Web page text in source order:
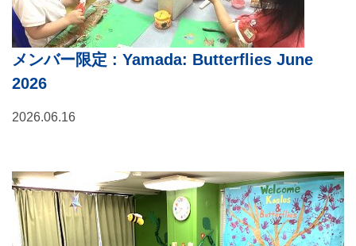
メンバー限定 : Yamada: Butterflies June
2026
2026.06.16